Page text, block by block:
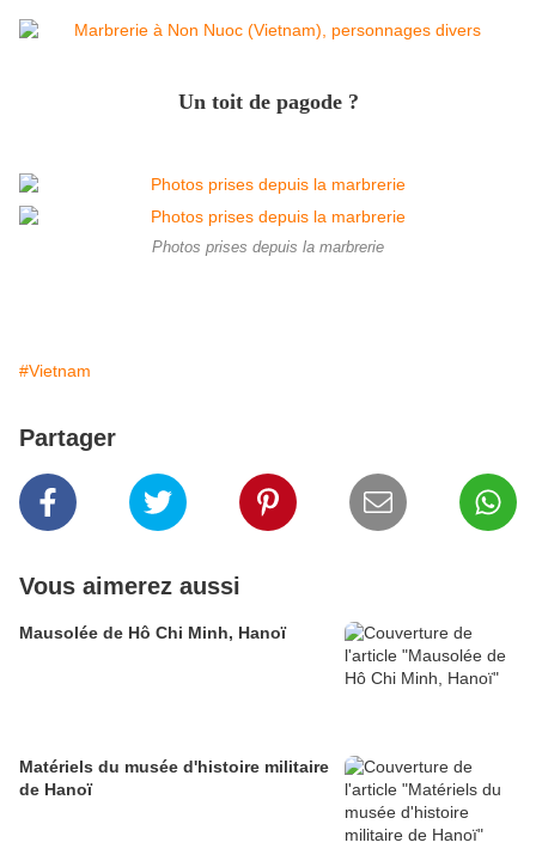
Un toit de pagode ?
Photos prises depuis la marbrerie
#Vietnam
Partager
Vous aimerez aussi
Mausolée de Hô Chi Minh, Hanoï
Matériels du musée d'histoire militaire
de Hanoï